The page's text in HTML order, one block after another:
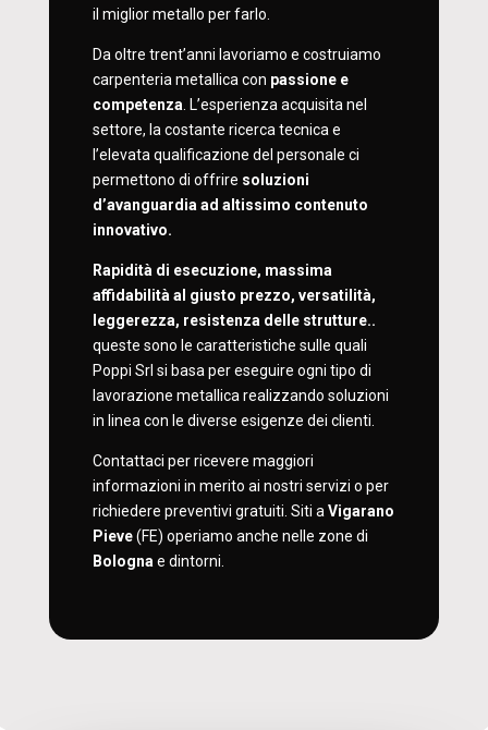
il miglior metallo per farlo.
Da oltre trent’anni lavoriamo e costruiamo
carpenteria metallica con passione e
competenza. L’esperienza acquisita nel
settore, la costante ricerca tecnica e
l’elevata qualificazione del personale ci
permettono di offrire soluzioni
d’avanguardia ad altissimo contenuto
innovativo.
Rapidità di esecuzione, massima
affidabilità al giusto prezzo, versatilità,
leggerezza, resistenza delle strutture..
queste sono le caratteristiche sulle quali
Poppi Srl si basa per eseguire ogni tipo di
lavorazione metallica realizzando soluzioni
in linea con le diverse esigenze dei clienti.
Contattaci per ricevere maggiori
informazioni in merito ai nostri servizi o per
richiedere preventivi gratuiti. Siti aVigarano
Pieve(FE) operiamo anche nelle zone di
Bolognae dintorni.